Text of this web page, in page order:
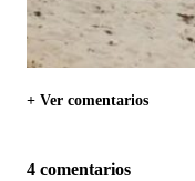
+ Ver comentarios
4 comentarios